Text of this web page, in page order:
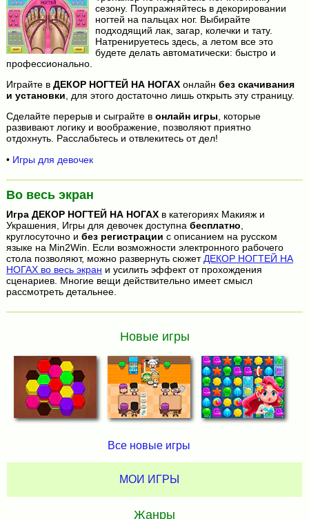
сезону. Поупражняйтесь в декорировании
ногтей на пальцах ног. Выбирайте
подходящий лак, загар, колечки и тату.
Натренируетесь здесь, а летом все это
будете делать автоматически: быстро и
профессионально.
Играйте в ДЕКОР НОГТЕЙ НА НОГАХонлайн без скачивания
и установки , для этого достаточно лишь открыть эту страницу.
Сделайте перерыв и сыграйте в онлайн игры, которые
развивают логику и воображение, позволяют приятно
отдохнуть. Расслабьтесь и отвлекитесь от дел!
• Игры для девочек
Во весь экран
Игра ДЕКОР НОГТЕЙ НА НОГАХв категориях Макияж и
Украшения, Игры для девочек доступна бесплатно
круглосуточно и без регистрации с описанием на русском
языке на Min2Win. Если возможности электронного рабочего
стола позволяют, можно развернуть сюжет ДЕКОР НОГТЕЙ НА
НОГАХ во весь экран и усилить эффект от прохождения
сценариев. Многие вещи действительно имеет смысл
рассмотреть детальнее.
Новые игры
Все новые игры
МОИ ИГРЫ
Жанры